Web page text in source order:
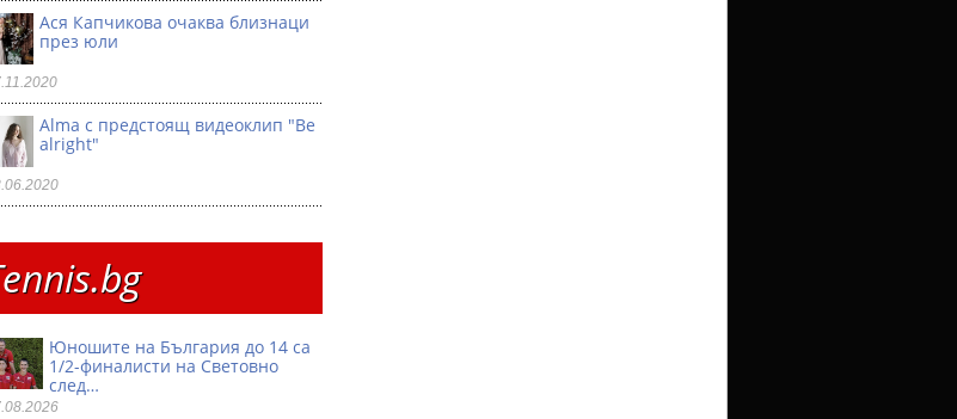
Ася Капчикова очаква близнаци
през юли
Alma с предстоящ видеоклип "Be
alright"
Юношите на България до 14 са
1/2-финалисти на Световно
след…